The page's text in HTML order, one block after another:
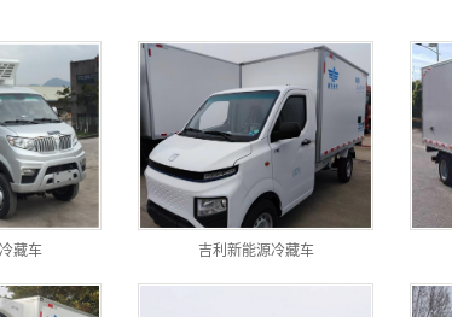
藏车 吉利新能源冷藏车